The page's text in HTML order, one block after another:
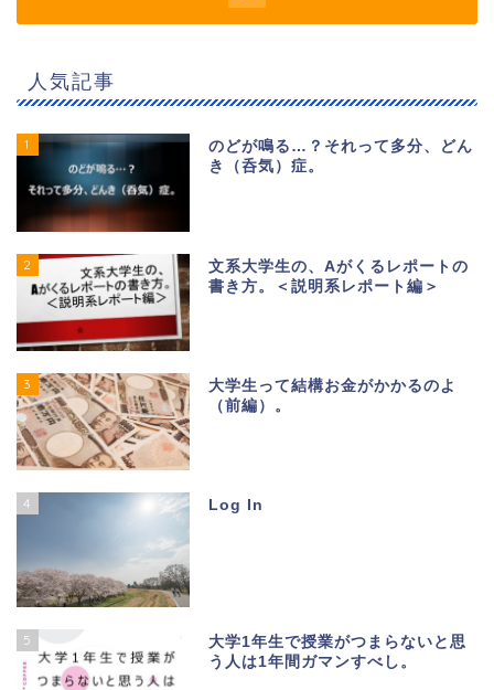
人気記事
1
のどが鳴る…？それって多分、どん
き（呑気）症。
2
文系大学生の、Aがくるレポートの
書き方。＜説明系レポート編＞
3
大学生って結構お金がかかるのよ
（前編）。
4 Log In
5
大学1年生で授業がつまらないと思
う人は1年間ガマンすべし。